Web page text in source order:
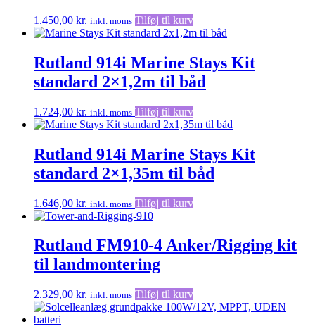
1.450,00 kr. inkl. moms Tilføj til kurv
Rutland 914i Marine Stays Kit
standard 2×1,2m til båd
1.724,00 kr. inkl. moms Tilføj til kurv
Rutland 914i Marine Stays Kit
standard 2×1,35m til båd
1.646,00 kr. inkl. moms Tilføj til kurv
Rutland FM910-4 Anker/Rigging kit
til landmontering
2.329,00 kr. inkl. moms Tilføj til kurv